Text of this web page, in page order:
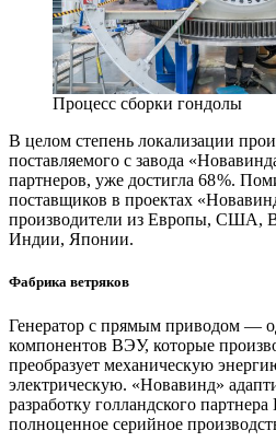
Процесс сборки гондолы
В целом степень локализации
поставляемого с завода
партнеров, уже достигла 68 %.
поставщиков в проектах
производители из Европы, США,
Индии, Японии.
Фабрика ветряков
Генератор с прямым приводом —
компонентов ВЭУ, которые
преобразует механическую
электрическую. «Новавинд»
разработку голландского партнера
полноценное серийное